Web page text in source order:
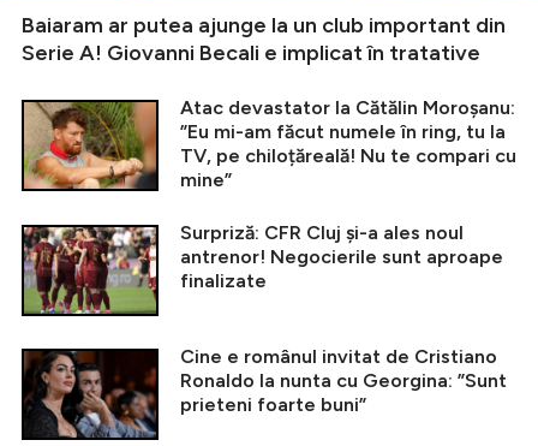
Baiaram ar putea ajunge la un club important din
Serie A! Giovanni Becali e implicat în tratative
Atac devastator la Cătălin Moroșanu:
”Eu mi-am făcut numele în ring, tu la
TV, pe chiloțăreală! Nu te compari cu
mine”
Surpriză: CFR Cluj și-a ales noul
antrenor! Negocierile sunt aproape
finalizate
Cine e românul invitat de Cristiano
Ronaldo la nunta cu Georgina: ”Sunt
prieteni foarte buni”